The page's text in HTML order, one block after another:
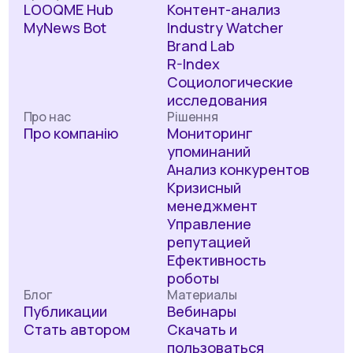
LOOQME Hub
MyNews Bot
Контент-анализ
Industry Watcher
Brand Lab
R-Index
Социологические
исследования
Рішення
Мониторинг
упоминаний
Анализ конкурентов
Кризисный
менеджмент
Управление
репутацией
Ефективность
роботы
Про нас
Про компанію
Материалы
Вебинары
Скачать и
пользоваться
Блог
Публикации
Стать автором